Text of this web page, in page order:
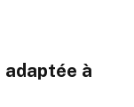
adaptée à